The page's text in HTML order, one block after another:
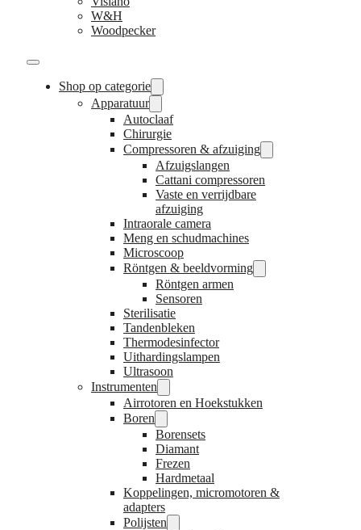
W&H
Woodpecker
Shop op categorie
Apparatuur
Autoclaaf
Chirurgie
Compressoren & afzuiging
Afzuigslangen
Cattani compressoren
Vaste en verrijdbare
afzuiging
Intraorale camera
Meng en schudmachines
Microscoop
Röntgen & beeldvorming
Röntgen armen
Sensoren
Sterilisatie
Tandenbleken
Thermodesinfector
Uithardingslampen
Ultrasoon
Instrumenten
Airrotoren en Hoekstukken
Boren
Borensets
Diamant
Frezen
Hardmetaal
Koppelingen, micromotoren &
adapters
Polijsten